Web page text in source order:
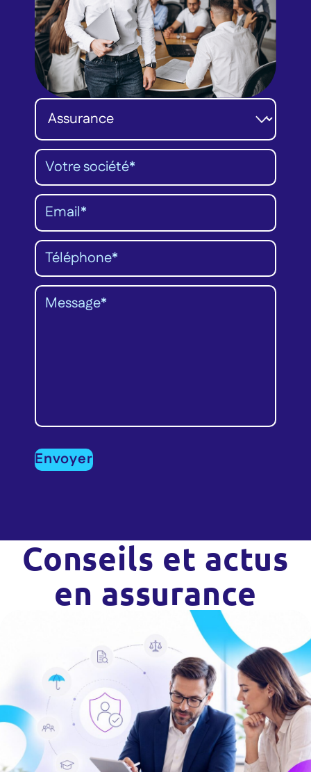
Catégorie
Conseils et actus
en assurance